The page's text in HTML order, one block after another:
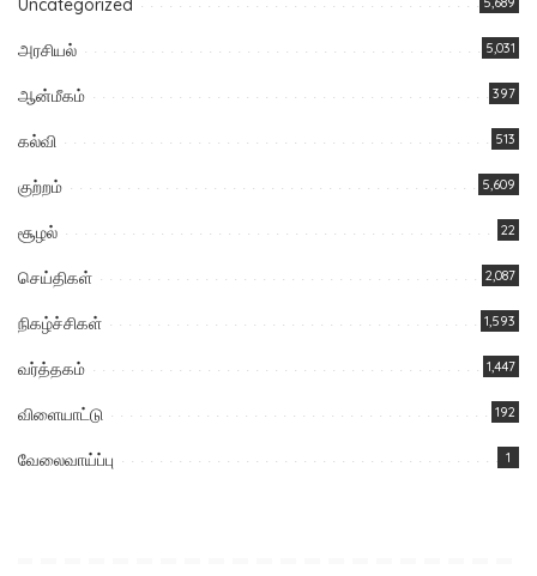
Uncategorized
அரசியல் 5,031
ஆன்மீகம் 397
கல்வி 513
குற்றம் 5,609
சூழல் 22
செய்திகள் 2,087
நிகழ்ச்சிகள் 1,593
வர்த்தகம் 1,447
விளையாட்டு 192
வேலைவாய்ப்பு 1